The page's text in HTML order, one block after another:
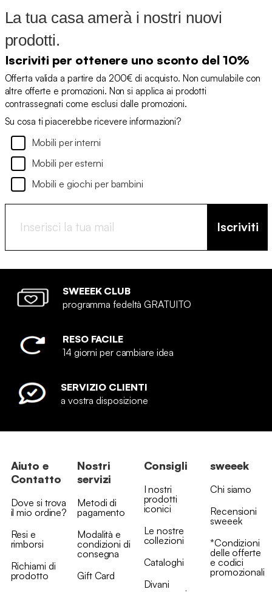
La tua casa amerà i nostri nuovi
prodotti.
Iscriviti per ottenere uno sconto del 10%
Offerta valida a partire da 200€ di acquisto. Non cumulabile con
altre offerte e promozioni. Non si applica ai prodotti
contrassegnati come esclusi dalle promozioni.
Su cosa ti piacerebbe ricevere informazioni?
Mobili per interni
Mobili per esterni
Mobili e giochi per bambini
Iscriviti
SWEEEK CLUB
programma fedeltà GRATUITO
RESO FACILE
14 giorni per cambiare idea
SERVIZIO CLIENTI
a vostra disposizione
Aiuto e
Contatto
Dove si trova
il mio ordine?
Resi e
rimborsi
Richiami di
prodotto
Nostri
servizi
Metodi di
pagamento
Modalità e
condizioni di
consegna
Gift Card
Consigli
I nostri
prodotti
iconici
Le nostre
collezioni
Cataloghi
Divani
sweeek
Chi siamo
Recensioni
sweeek
*Condizioni
delle offerte
e codici
promozionali